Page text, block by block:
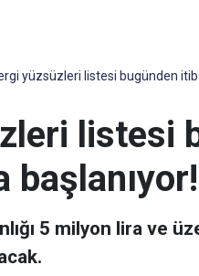
yüzsüzleri listesi bugünden
listesi
başlanıyor!
5 milyon lira ve